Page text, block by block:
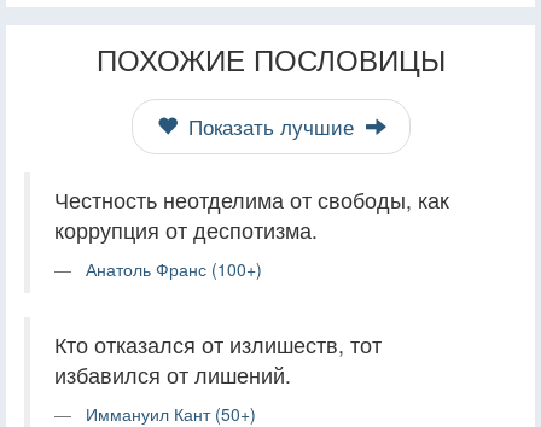
ПОХОЖИЕ ПОСЛОВИЦЫ
Показать лучшие
Честность неотделима от свободы, как
коррупция от деспотизма.
Анатоль Франс (100+)
Кто отказался от излишеств, тот
избавился от лишений.
Иммануил Кант (50+)